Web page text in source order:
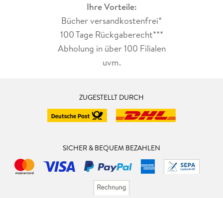
Ihre Vorteile:
Bücher versandkostenfrei*
100 Tage Rückgaberecht***
Abholung in über 100 Filialen
uvm.
ZUGESTELLT DURCH
SICHER & BEQUEM BEZAHLEN